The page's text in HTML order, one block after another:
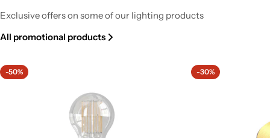
Fermaluce Esse14 Wall or Ceiling Mount for S14d LED
Regular
From $52.20
Exclusive offers on some of our lighting products
All promotional products
-50% -30%